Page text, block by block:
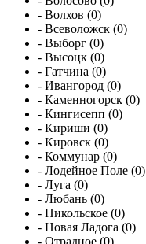
- Волхов (0)
- Всеволожск (0)
- Выборг (0)
- Высоцк (0)
- Гатчина (0)
- Ивангород (0)
- Каменногорск (0)
- Кингисепп (0)
- Кириши (0)
- Кировск (0)
- Коммунар (0)
- Лодейное Поле (0)
- Луга (0)
- Любань (0)
- Никольское (0)
- Новая Ладога (0)